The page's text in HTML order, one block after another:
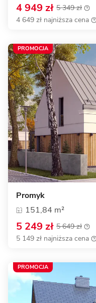
4 949 zł 5 349 zł
4 649 zł najniższa cena
Promyk
151,84 m²
5 249 zł 5 649 zł
5 149 zł najniższa cena
PROMOCJA
PROMOCJA